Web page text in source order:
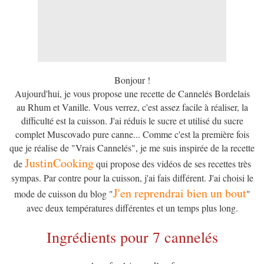
Bonjour !
Aujourd'hui, je vous propose une recette de Cannelés Bordelais
au Rhum et Vanille. Vous verrez, c'est assez facile à réaliser, la
difficulté est la cuisson. J'ai réduis le sucre et utilisé du sucre
complet Muscovado pure canne... Comme c'est la première fois
que je réalise de "Vrais Cannelés", je me suis inspirée de la recette
deJustinCookingqui propose des vidéos de ses recettes très
sympas. Par contre pour la cuisson, j'ai fais différent. J'ai choisi le
mode de cuisson du blog "J'en reprendrai bien un bout"
avec deux températures différentes et un temps plus long.
Ingrédients pour 7 cannelés